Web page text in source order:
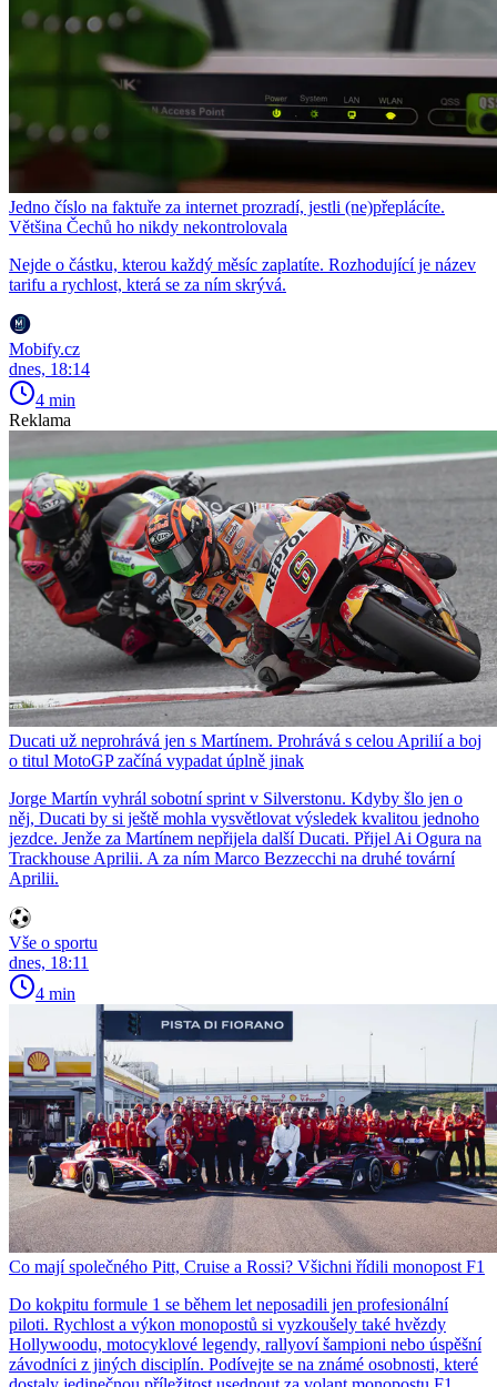
Jedno číslo na faktuře za internet prozradí, jestli (ne)přeplácíte.
Většina Čechů ho nikdy nekontrolovala
Nejde o částku, kterou každý měsíc zaplatíte. Rozhodující je název
tarifu a rychlost, která se za ním skrývá.
Mobify.cz
dnes, 18:14
4 min
Reklama
Ducati už neprohrává jen s Martínem. Prohrává s celou Aprilií a boj
o titul MotoGP začíná vypadat úplně jinak
Jorge Martín vyhrál sobotní sprint v Silverstonu. Kdyby šlo jen o
něj, Ducati by si ještě mohla vysvětlovat výsledek kvalitou jednoho
jezdce. Jenže za Martínem nepřijela další Ducati. Přijel Ai Ogura na
Trackhouse Aprilii. A za ním Marco Bezzecchi na druhé tovární
Aprilii.
Vše o sportu
dnes, 18:11
4 min
Co mají společného Pitt, Cruise a Rossi? Všichni řídili monopost F1
Do kokpitu formule 1 se během let neposadili jen profesionální
piloti. Rychlost a výkon monopostů si vyzkoušely také hvězdy
Hollywoodu, motocyklové legendy, rallyoví šampioni nebo úspěšní
závodníci z jiných disciplín. Podívejte se na známé osobnosti, které